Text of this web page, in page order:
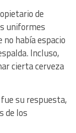
de
uniformes
había espacio
Incluso,
cierta cerveza
fue su respuesta,
de los